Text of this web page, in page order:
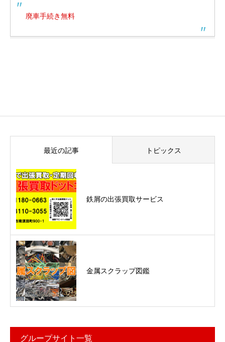
廃車手続き無料
最近の記事 トピックス
鉄屑の出張買取サービス
金属スクラップ図鑑
グループサイト一覧